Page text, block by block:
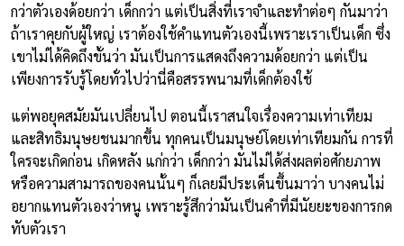
กว่าตัวเองด้อยกว่า เด็กกว่า แต่เป็นสิ่งที่เราจำและทำต่อๆ กันมาว่า
ถ้าเราคุยกับผู้ใหญ่ เราต้องใช้คำแทนตัวเองนี้เพราะเราเป็นเด็ก ซึ่ง
เขาไม่ได้คิดถึงขั้นว่า มันเป็นการแสดงถึงความด้อยกว่า แต่เป็น
เพียงการรับรู้โดยทั่วไปว่านี่คือสรรพนามที่เด็กต้องใช้
แต่พอยุคสมัยมันเปลี่ยนไป ตอนนี้เราสนใจเรื่องความเท่าเทียม
และสิทธิมนุษยชนมากขึ้น ทุกคนเป็นมนุษย์โดยเท่าเทียมกัน การที่
ใครจะเกิดก่อน เกิดหลัง แก่กว่า เด็กกว่า มันไม่ได้ส่งผลต่อศักยภาพ
หรือความสามารถของคนนั้นๆ ก็เลยมีประเด็นขึ้นมาว่า บางคนไม่
อยากแทนตัวเองว่าหนู เพราะรู้สึกว่ามันเป็นคำที่มีนัยยะของการกด
ทับตัวเรา